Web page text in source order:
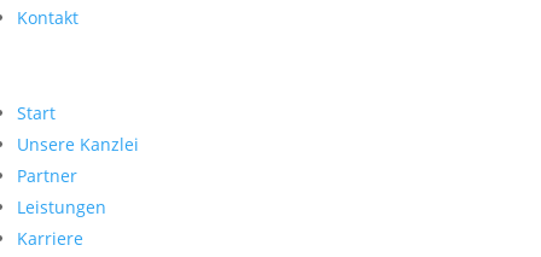
Kontakt
Start
Unsere Kanzlei
Partner
Leistungen
Karriere